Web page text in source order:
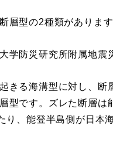
層型の2種類があります
学防災研究所附属地震
きる海溝型に対し、
型です。ズレた断層
り、能登半島側が日本